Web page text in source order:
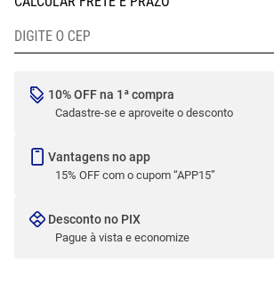
10% OFF na 1ª compra
Cadastre-se e aproveite o desconto
Vantagens no app
15% OFF com o cupom “APP15”
Desconto no PIX
Pague à vista e economize